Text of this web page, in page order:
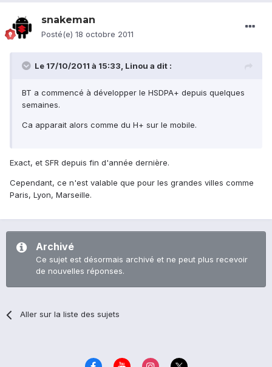
snakeman
Posté(e) 18 octobre 2011
Le 17/10/2011 à 15:33, Linou a dit :
BT a commencé à développer le HSDPA+ depuis quelques
semaines.
Ca apparait alors comme du H+ sur le mobile.
Exact, et SFR depuis fin d'année dernière.
Cependant, ce n'est valable que pour les grandes villes comme
Paris, Lyon, Marseille.
Archivé
Ce sujet est désormais archivé et ne peut plus recevoir
de nouvelles réponses.
Aller sur la liste des sujets